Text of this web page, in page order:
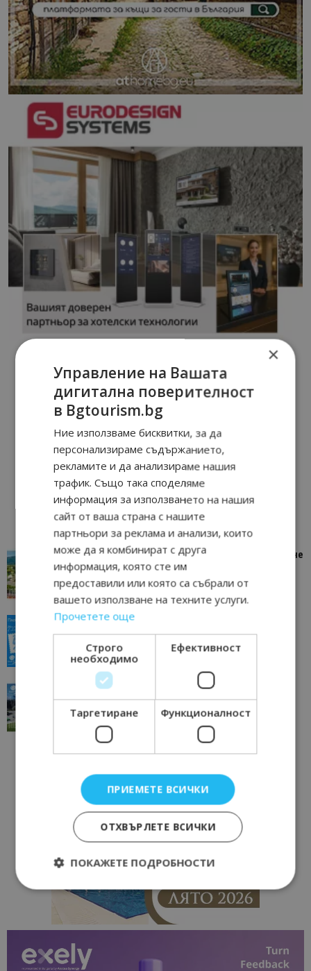
“Пощенска картичка от…”: Петрич – Изживяване
отвъд очакваното
Петрич 11/07/2026 11:22
“Пощенска картичка от…”: Пловдив, градът на
всички времена
Пловдив 23/06/2026 10:00
“Пощенска картичка от…”: Перник – град на
традициите, културата и вдъхновяващите...
Перник 17/06/2026 09:01
×
Управление на Вашата
дигитална поверителност
в Bgtourism.bg
Ние използваме бисквитки, за да
персонализираме съдържанието,
рекламите и да анализираме нашия
трафик. Също така споделяме
информация за използването на нашия
сайт от ваша страна с нашите
партньори за реклама и анализи, които
може да я комбинират с друга
информация, която сте им
предоставили или която са събрали от
вашето използване на техните услуги.
Прочетете още
Строго
необходимо
Ефективност
Таргетиране Функционалност
ПРИЕМЕТЕ ВСИЧКИ
ОТХВЪРЛЕТЕ ВСИЧКИ
ПОКАЖЕТЕ ПОДРОБНОСТИ
Строго необходимо
Строго необходимите бисквитки позволяват